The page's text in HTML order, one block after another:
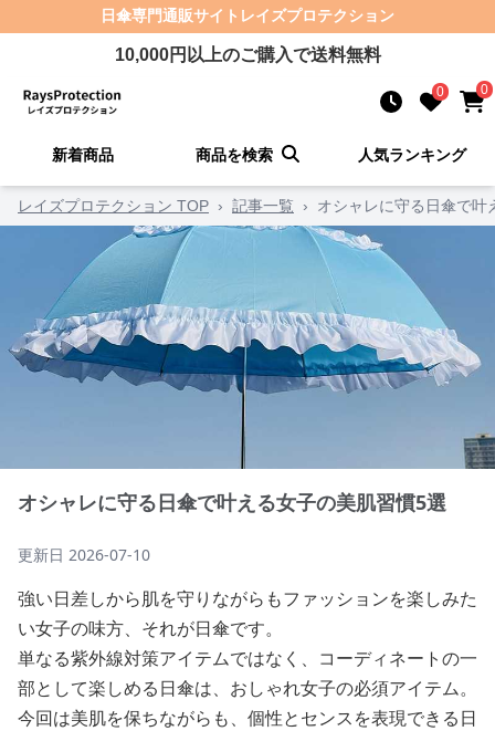
日傘専門通販サイト レイズプロテクション
10,000円以上のご購入で送料無料
0 0
新着商品 商品を検索 人気ランキング
レイズプロテクション TOP › 記事一覧 › オシャレに守る日傘で叶
オシャレに守る日傘で叶える女子の美肌習慣5選
更新日 2026-07-10
強い日差しから肌を守りながらもファッションを楽しみた
い女子の味方、それが日傘です。
単なる紫外線対策アイテムではなく、コーディネートの一
部として楽しめる日傘は、おしゃれ女子の必須アイテム。
今回は美肌を保ちながらも、個性とセンスを表現できる日